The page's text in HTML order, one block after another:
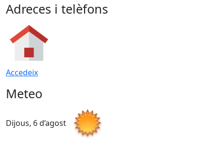
Adreces i telèfons
Accedeix
Meteo
Dijous, 6 d’agost